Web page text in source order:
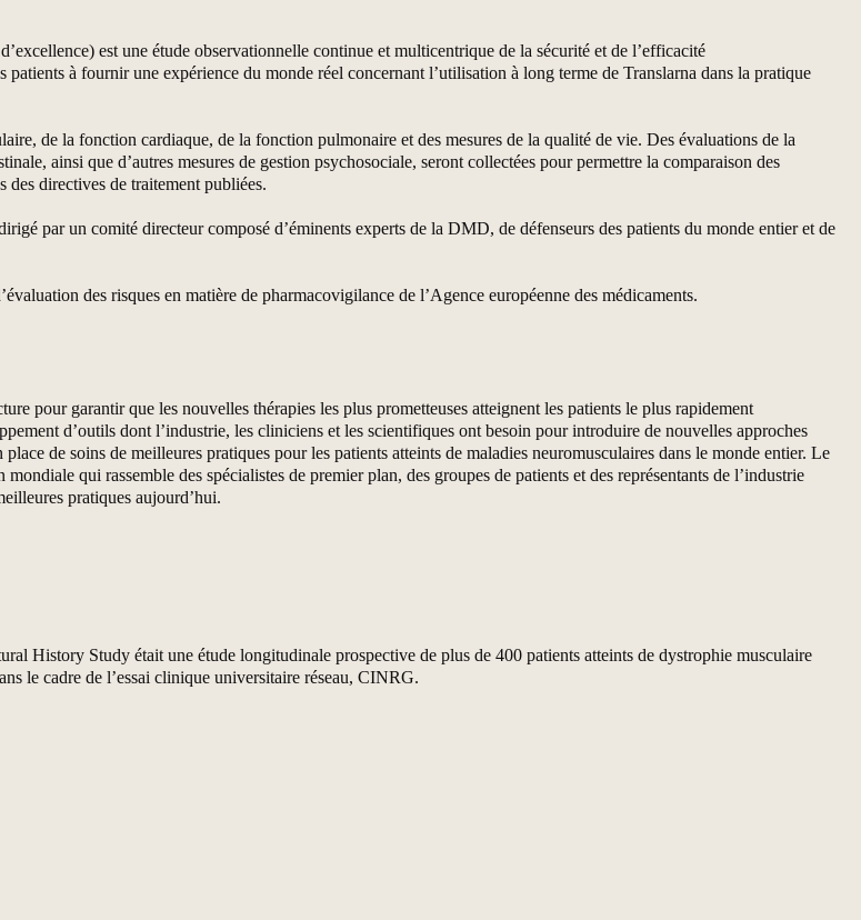
est une étude observationnelle continue et multicentrique de la sécurité et de l’efficacité
à fournir une expérience du monde réel concernant l’utilisation à long terme de Translarna dans la pratique
de la fonction cardiaque, de la fonction pulmonaire et des mesures de la qualité de vie. Des évaluations de la
ainsi que d’autres mesures de gestion psychosociale, seront collectées pour permettre la comparaison des
des directives de traitement publiées.
par un comité directeur composé d’éminents experts de la DMD, de défenseurs des patients du monde entier et de
des risques en matière de pharmacovigilance de l’Agence européenne des médicaments.
pour garantir que les nouvelles thérapies les plus prometteuses atteignent les patients le plus rapidement
d’outils dont l’industrie, les cliniciens et les scientifiques ont besoin pour introduire de nouvelles approches
de soins de meilleures pratiques pour les patients atteints de maladies neuromusculaires dans le monde entier. Le
qui rassemble des spécialistes de premier plan, des groupes de patients et des représentants de l’industrie
pratiques aujourd’hui.
History Study était une étude longitudinale prospective de plus de 400 patients atteints de dystrophie musculaire
le cadre de l’essai clinique universitaire réseau, CINRG.